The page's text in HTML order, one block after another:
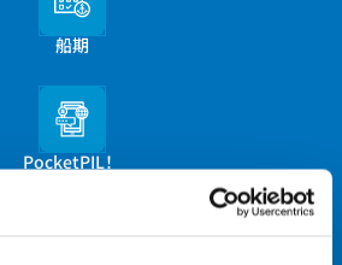
船期
PocketPIL！